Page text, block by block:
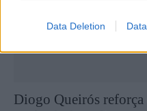
Data Deletion
Diogo Queirós